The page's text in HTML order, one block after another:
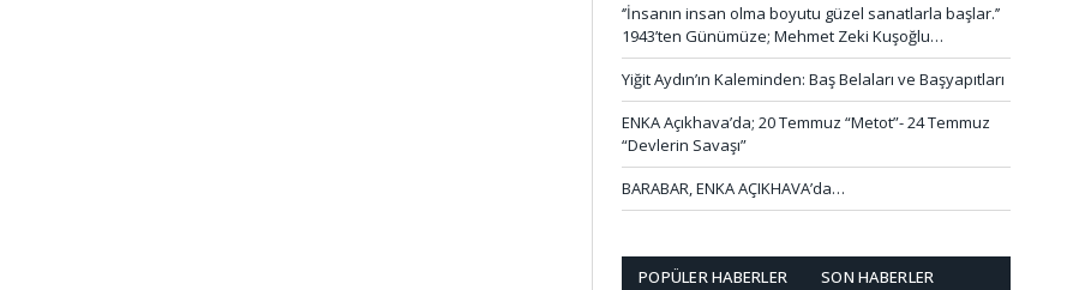
‘’İnsanın insan olma boyutu güzel sanatlarla başlar.’’
1943’ten Günümüze; Mehmet Zeki Kuşoğlu…
Yiğit Aydın’ın Kaleminden: Baş Belaları ve Başyapıtları
ENKA Açıkhava’da; 20 Temmuz “Metot”- 24 Temmuz
“Devlerin Savaşı”
BARABAR, ENKA AÇIKHAVA’da…
POPÜLER HABERLER SON HABERLER